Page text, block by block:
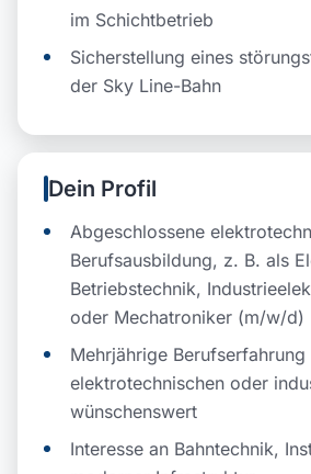
im Schichtbetrieb
Sicherstellung eines
der Sky Line-Bahn
Dein Profil
Abgeschlossene
Berufsausbildung, z. B. als
Betriebstechnik,
oder Mechatroniker (m/w/d)
Mehrjährige Berufserfahrung
elektrotechnischen oder
wünschenswert
Interesse an Bahntechnik,